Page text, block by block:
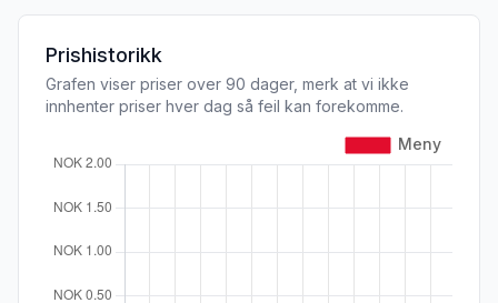
Prishistorikk
Grafen viser priser over 90 dager, merk at vi ikke
innhenter priser hver dag så feil kan forekomme.